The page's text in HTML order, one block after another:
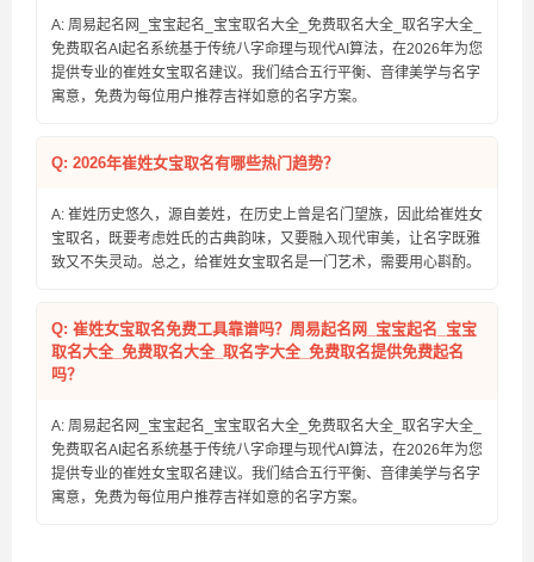
A: 周易起名网_宝宝起名_宝宝取名大全_免费取名大全_取名字大全_
免费取名AI起名系统基于传统八字命理与现代AI算法，在2026年为您
提供专业的崔姓女宝取名建议。我们结合五行平衡、音律美学与名字
寓意，免费为每位用户推荐吉祥如意的名字方案。
Q: 2026年崔姓女宝取名有哪些热门趋势？
A: 崔姓历史悠久，源自姜姓，在历史上曾是名门望族，因此给崔姓女
宝取名，既要考虑姓氏的古典韵味，又要融入现代审美，让名字既雅
致又不失灵动。总之，给崔姓女宝取名是一门艺术，需要用心斟酌。
Q: 崔姓女宝取名免费工具靠谱吗？周易起名网_宝宝起名_宝宝
取名大全_免费取名大全_取名字大全_免费取名提供免费起名
吗？
A: 周易起名网_宝宝起名_宝宝取名大全_免费取名大全_取名字大全_
免费取名AI起名系统基于传统八字命理与现代AI算法，在2026年为您
提供专业的崔姓女宝取名建议。我们结合五行平衡、音律美学与名字
寓意，免费为每位用户推荐吉祥如意的名字方案。